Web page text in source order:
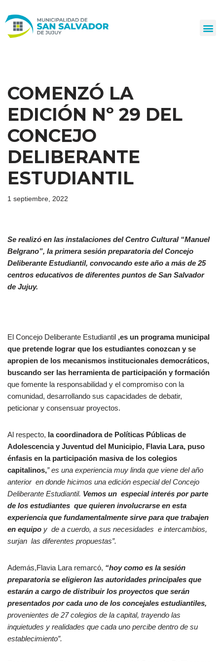
al
COMENZÓ LA
EDICIÓN Nº 29 DEL
CONCEJO
DELIBERANTE
ESTUDIANTIL
1 septiembre, 2022
Se realizó en las instalaciones del Centro Cultural “Manuel
Belgrano”, la primera sesión preparatoria del Concejo
Deliberante Estudiantil, convocando este año a más de 25
centros educativos de diferentes puntos de San Salvador
de Jujuy.
El Concejo Deliberante Estudiantil ,es un programa municipal
que pretende lograr que los estudiantes conozcan y se
apropien de los mecanismos institucionales democráticos,
buscando ser las herramienta de participación y formación
que fomente la responsabilidad y el compromiso con la
comunidad, desarrollando sus capacidades de debatir,
peticionar y consensuar proyectos.
Al respecto, la coordinadora de Políticas Públicas de
Adolescencia y Juventud del Municipio, Flavia Lara, puso
énfasis en la participación masiva de los colegios
capitalinos,” es una experiencia muy linda que viene del año
anterior en donde hicimos una edición especial del Concejo
Deliberante Estudiantil. Vemos un especial interés por parte
de los estudiantes que quieren involucrarse en esta
experiencia que fundamentalmente sirve para que trabajen
en equipo y de a cuerdo, a sus necesidades e intercambios,
surjan las diferentes propuestas”.
Además,Flavia Lara remarcó, “hoy como es la sesión
preparatoria se eligieron las autoridades principales que
estarán a cargo de distribuir los proyectos que serán
presentados por cada uno de los concejales estudiantiles,
provenientes de 27 colegios de la capital, trayendo las
inquietudes y realidades que cada uno percibe dentro de su
establecimiento”.